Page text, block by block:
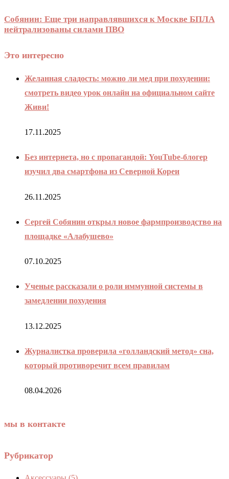
Собянин: Еще три направлявшихся к Москве БПЛА
нейтрализованы силами ПВО
Это интересно
Желанная сладость: можно ли мед при похудении:
смотреть видео урок онлайн на официальном сайте
Живи!
17.11.2025
Без интернета, но с пропагандой: YouTube-блогер
изучил два смартфона из Северной Кореи
26.11.2025
Сергей Собянин открыл новое фармпроизводство на
площадке «Алабушево»
07.10.2025
Ученые рассказали о роли иммунной системы в
замедлении похудения
13.12.2025
Журналистка проверила «голландский метод» сна,
который противоречит всем правилам
08.04.2026
мы в контакте
Рубрикатор